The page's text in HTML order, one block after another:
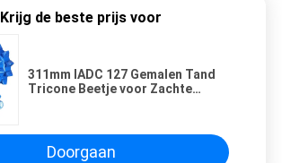
Krijg de beste prijs voor
311mm IADC 127 Gemalen Tand
Tricone Beetje voor Zachte
Doorgaan